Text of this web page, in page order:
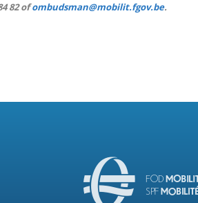
82 ofombudsman@mobilit.fgov.be.